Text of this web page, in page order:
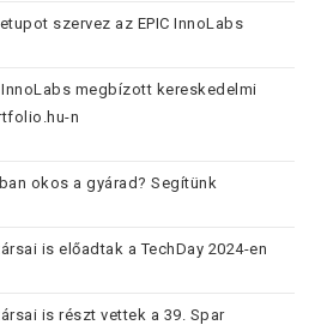
szervez az EPIC InnoLabs
InnoLabs megbízott kereskedelmi
n
okos a gyárad? Segítünk
is előadtak a TechDay 2024-en
is részt vettek a 39. Spar